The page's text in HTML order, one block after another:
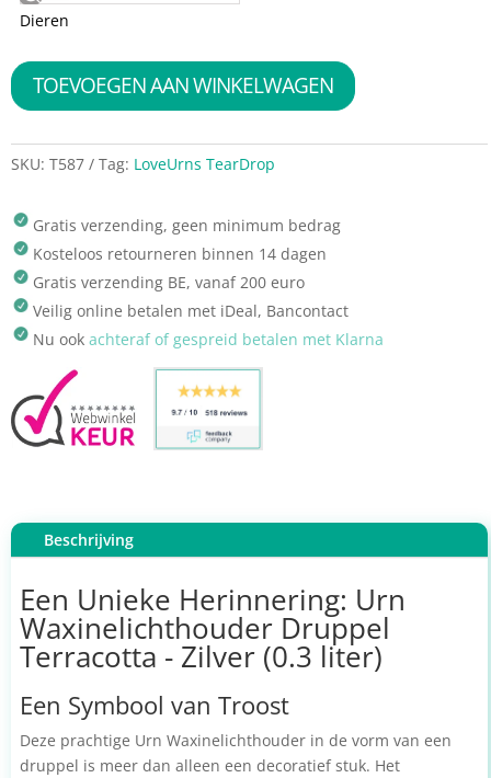
Dieren
TOEVOEGEN AAN WINKELWAGEN
SKU: T587 Tag: LoveUrns TearDrop
Gratis verzending, geen minimum bedrag
Kosteloos retourneren binnen 14 dagen
Gratis verzending BE, vanaf 200 euro
Veilig online betalen met iDeal, Bancontact
Nu ook achteraf of gespreid betalen met Klarna
Beschrijving
Een Unieke Herinnering: Urn
Waxinelichthouder Druppel
Terracotta - Zilver (0.3 liter)
Een Symbool van Troost
Deze prachtige Urn Waxinelichthouder in de vorm van een
druppel is meer dan alleen een decoratief stuk. Het